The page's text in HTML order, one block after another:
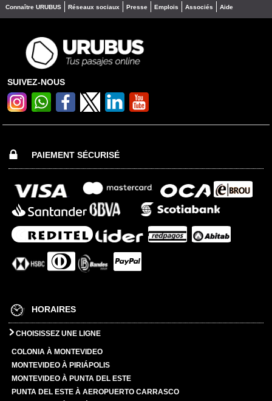
Connaître URUBUS Réseaux sociaux Presse Emplois Associés Aide
SUIVEZ-NOUS
PAIEMENT SÉCURISÉ
HORAIRES
CHOISISSEZ UNE LIGNE
COLONIA À MONTEVIDEO
MONTEVIDEO À PIRIÁPOLIS
MONTEVIDEO À PUNTA DEL ESTE
PUNTA DEL ESTE À AEROPUERTO CARRASCO